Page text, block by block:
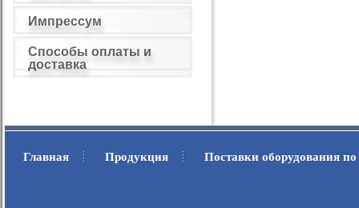
Импрессум
Способы оплаты и
доставка
Главная . Продукция . Поставки оборудования